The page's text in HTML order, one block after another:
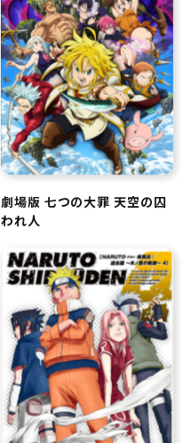
劇場版 七つの大罪 天空の囚
われ人